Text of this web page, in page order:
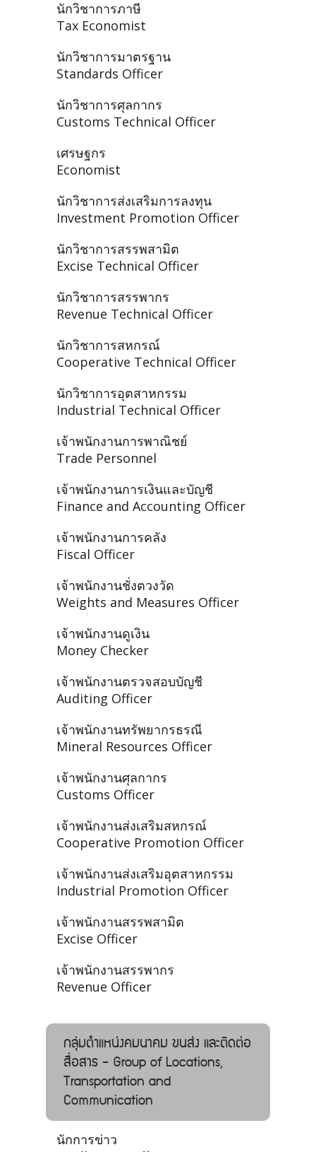
นักวิชาการภาษี
Tax Economist
นักวิชาการมาตรฐาน
Standards Officer
นักวิชาการศุลกากร
Customs Technical Officer
เศรษฐกร
Economist
นักวิชาการส่งเสริมการลงทุน
Investment Promotion Officer
นักวิชาการสรรพสามิต
Excise Technical Officer
นักวิชาการสรรพากร
Revenue Technical Officer
นักวิชาการสหกรณ์
Cooperative Technical Officer
นักวิชาการอุตสาหกรรม
Industrial Technical Officer
เจ้าพนักงานการพาณิชย์
Trade Personnel
เจ้าพนักงานการเงินและบัญชี
Finance and Accounting Officer
เจ้าพนักงานการคลัง
Fiscal Officer
เจ้าพนักงานชั่งตวงวัด
Weights and Measures Officer
เจ้าพนักงานดูเงิน
Money Checker
เจ้าพนักงานตรวจสอบบัญชี
Auditing Officer
เจ้าพนักงานทรัพยากรธรณี
Mineral Resources Officer
เจ้าพนักงานศุลกากร
Customs Officer
เจ้าพนักงานส่งเสริมสหกรณ์
Cooperative Promotion Officer
เจ้าพนักงานส่งเสริมอุตสาหกรรม
Industrial Promotion Officer
เจ้าพนักงานสรรพสามิต
Excise Officer
เจ้าพนักงานสรรพากร
Revenue Officer
กลุ่มตำแหน่งคมนาคม ขนส่ง และติดต่อ
สื่อสาร - Group of Locations,
Transportation and
Communication
นักการข่าว